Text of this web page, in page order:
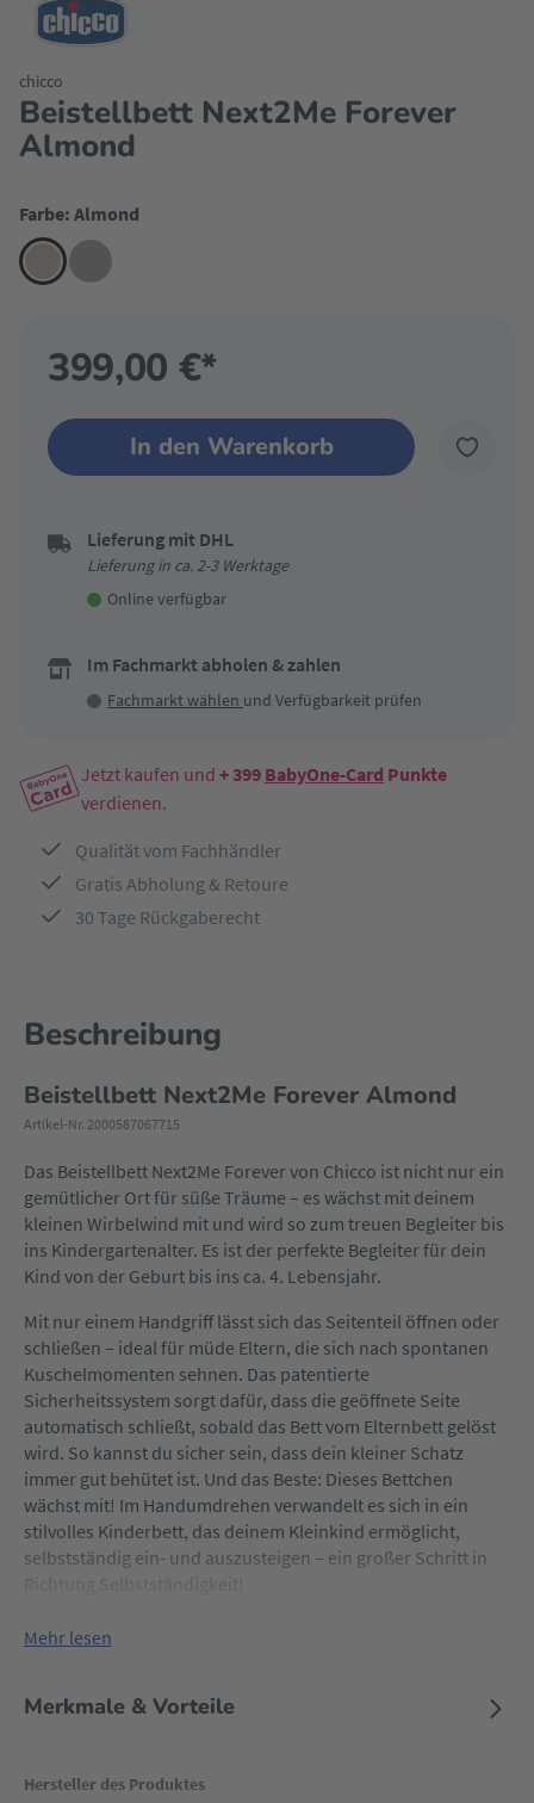
Beistellbett Next2Me Forever
Almond
chicco
Farbe: Almond
399,00 €*
In den Warenkorb
Lieferung mit DHL
Lieferung in ca. 2-3 Werktage
Online verfügbar
Im Fachmarkt abholen & zahlen
Fachmarkt wählen und Verfügbarkeit prüfen
Jetzt kaufen und + 399 BabyOne-Card Punkte
verdienen.
Qualität vom Fachhändler
Gratis Abholung & Retoure
30 Tage Rückgaberecht
Beschreibung
Beistellbett Next2Me Forever Almond
Artikel-Nr. 2000587067715
Das Beistellbett Next2Me Forever von Chicco ist nicht nur ein
gemütlicher Ort für süße Träume – es wächst mit deinem
kleinen Wirbelwind mit und wird so zum treuen Begleiter bis
ins Kindergartenalter. Es ist der perfekte Begleiter für dein
Kind von der Geburt bis ins ca. 4. Lebensjahr.
Mit nur einem Handgriff lässt sich das Seitenteil öffnen oder
schließen – ideal für müde Eltern, die sich nach spontanen
Kuschelmomenten sehnen. Das patentierte
Sicherheitssystem sorgt dafür, dass die geöffnete Seite
automatisch schließt, sobald das Bett vom Elternbett gelöst
wird. So kannst du sicher sein, dass dein kleiner Schatz
immer gut behütet ist. Und das Beste: Dieses Bettchen
wächst mit! Im Handumdrehen verwandelt es sich in ein
stilvolles Kinderbett, das deinem Kleinkind ermöglicht,
selbstständig ein- und auszusteigen – ein großer Schritt in
Doch damit nicht genug – das Beistellbettchen ist ein wahres
dein Kind immer in deiner Nähe sein kann. Die Netzfenster
Mehr lesen
Merkmale & Vorteile
Hersteller des Produktes